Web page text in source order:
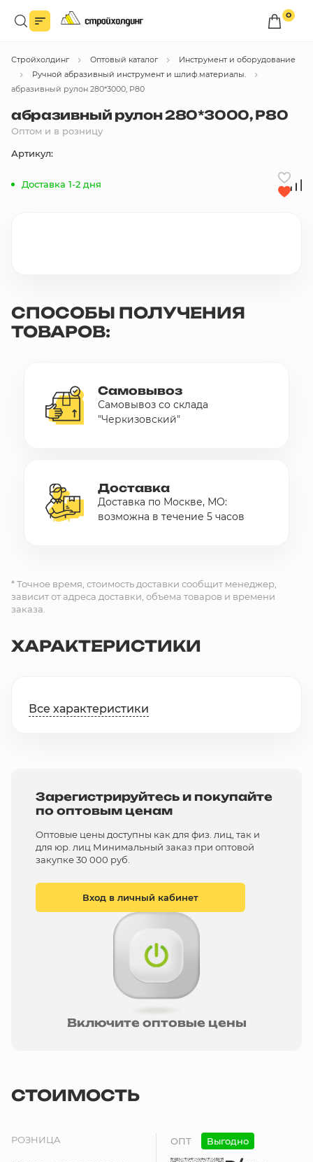
0
Войдите в личный кабинет
Вы сможете оформлять заказыпо оптовым ценам.
Каталог товаров
Быстрый заказ по списку
sales@stroyholding.ru
О компании
Все бренды
Контакты
Стройхолдинг Оптовый каталог
Инструмент и оборудование
Ручной абразивный инструмент и шлиф.материалы.
абразивный рулон 280*3000, Р80
абразивный рулон 280*3000, Р80
Оптом и в розницу
Артикул:
Доставка 1-2 дня
СПОСОБЫ ПОЛУЧЕНИЯ
ТОВАРОВ:
Самовывоз
Самовывоз со склада
"Черкизовский"
Доставка
Доставка по Москве, МО:
возможна в течение 5 часов
* Точное время, стоимость доставки сообщит менеджер,
зависит от адреса доставки, объема товаров и времени
заказа.
ХАРАКТЕРИСТИКИ
Все характеристики
Зарегистрируйтесь и покупайте
по оптовым ценам
Оптовые цены доступны как для физ. лиц, так и
для юр. лиц Минимальный заказ при оптовой
закупке 30 000 руб.
Вход в личный кабинет
Включите оптовые цены
СТОИМОСТЬ
РОЗНИЦА ОПТ Выгодно